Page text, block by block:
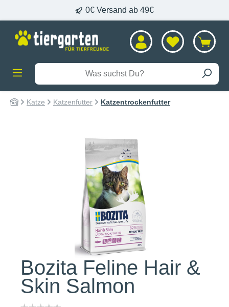
0€ Versand ab 49€
Katze Katzenfutter Katzentrockenfutter
Bildergalerie überspringen
Bozita Feline Hair &
Skin Salmon